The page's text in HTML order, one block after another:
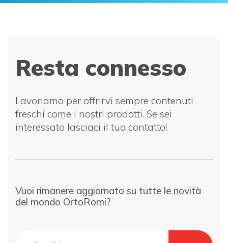
Resta connesso
Lavoriamo per offrirvi sempre contenuti
freschi come i nostri prodotti. Se sei
interessato lasciaci il tuo contatto!
Vuoi rimanere aggiornato su tutte le novità
del mondo OrtoRomi?